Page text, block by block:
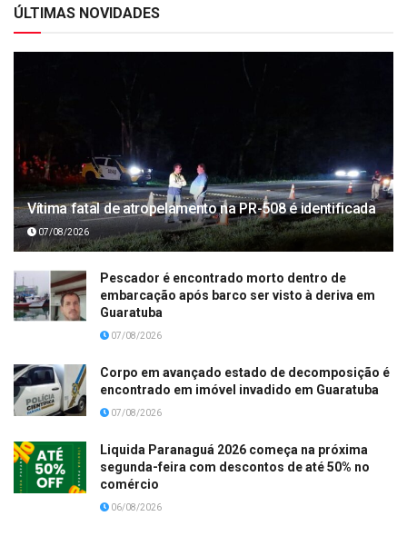
ÚLTIMAS NOVIDADES
Vítima fatal de atropelamento na PR-508 é identificada
07/08/2026
Pescador é encontrado morto dentro de
embarcação após barco ser visto à deriva em
Guaratuba
07/08/2026
Corpo em avançado estado de decomposição é
encontrado em imóvel invadido em Guaratuba
07/08/2026
Liquida Paranaguá 2026 começa na próxima
segunda-feira com descontos de até 50% no
comércio
06/08/2026